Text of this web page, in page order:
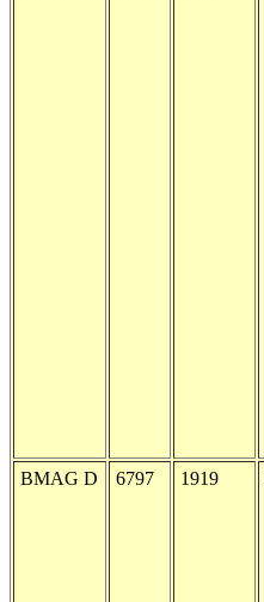
BMAG D 6797 1919